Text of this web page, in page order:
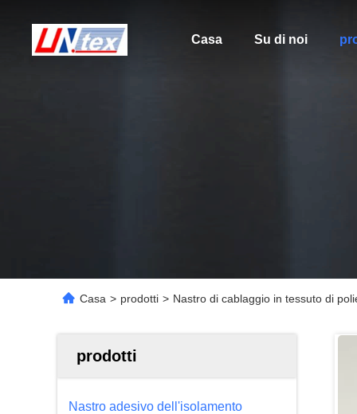
Casa Su di noi
Casa > prodotti > Nastro di cablaggio in tessuto di
prodotti
Nastro adesivo dell'isolamento